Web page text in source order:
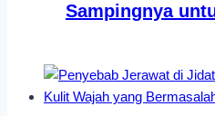
Sampingnya